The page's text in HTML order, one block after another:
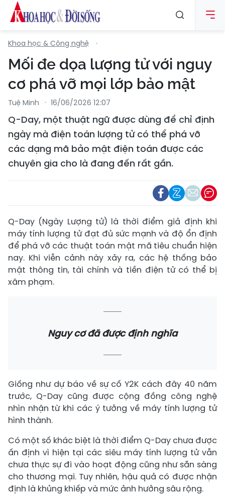
Khoa học & Công nghệ
Mối đe dọa lượng tử với nguy
cơ phá vỡ mọi lớp bảo mật
Tuệ Minh 16/06/2026 12:07
Q-Day, một thuật ngữ được dùng để chỉ định
ngày mà điện toán lượng tử có thể phá vỡ
các dạng mã bảo mật điện toán được các
chuyên gia cho là đang đến rất gần.
Q-Day (Ngày Lượng tử) là thời điểm giả định khi
máy tính lượng tử đạt đủ sức mạnh và độ ổn định
để phá vỡ các thuật toán mật mã tiêu chuẩn hiện
nay. Khi viễn cảnh này xảy ra, các hệ thống bảo
mật thông tin, tài chính và tiền điện tử có thể bị
xâm phạm.
Nguy cơ đã được định nghĩa
Giống như dự báo về sự cố Y2K cách đây 40 năm
trước, Q-Day cũng được cộng đồng công nghệ
nhìn nhận từ khi các ý tưởng về máy tính lượng tử
hình thành.
Có một số khác biệt là thời điểm Q-Day chưa được
ấn định vì hiện tại các siêu máy tính lượng tử vẫn
chưa thực sự đi vào hoạt động cũng như sẵn sàng
cho thương mại. Tuy nhiên, hậu quả có được nhận
định là khủng khiếp và mức ảnh hưởng sâu rộng.